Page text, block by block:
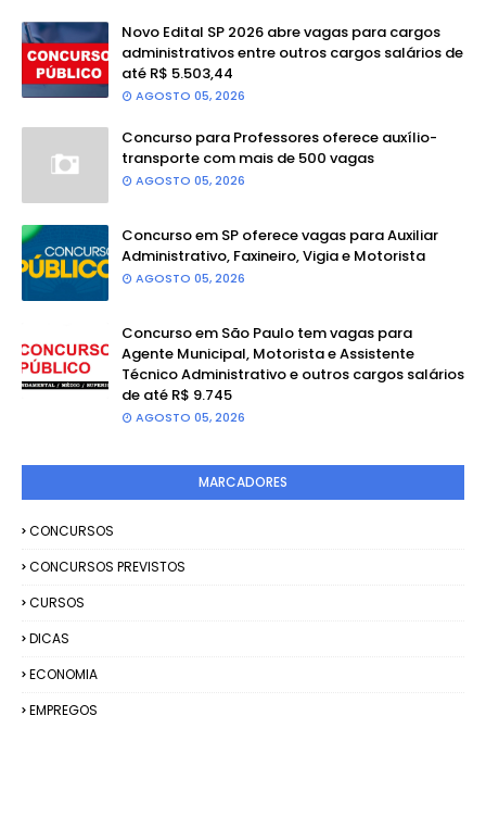
Novo Edital SP 2026 abre vagas para cargos
administrativos entre outros cargos salários de
até R$ 5.503,44
AGOSTO 05, 2026
Concurso para Professores oferece auxílio-
transporte com mais de 500 vagas
AGOSTO 05, 2026
Concurso em SP oferece vagas para Auxiliar
Administrativo, Faxineiro, Vigia e Motorista
AGOSTO 05, 2026
Concurso em São Paulo tem vagas para
Agente Municipal, Motorista e Assistente
Técnico Administrativo e outros cargos salários
de até R$ 9.745
AGOSTO 05, 2026
MARCADORES
CONCURSOS
CONCURSOS PREVISTOS
CURSOS
DICAS
ECONOMIA
EMPREGOS